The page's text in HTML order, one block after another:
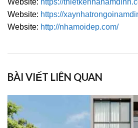
Website: https://
Website: http://nhamoidep.com/
BÀI VIẾT LIÊN QUAN